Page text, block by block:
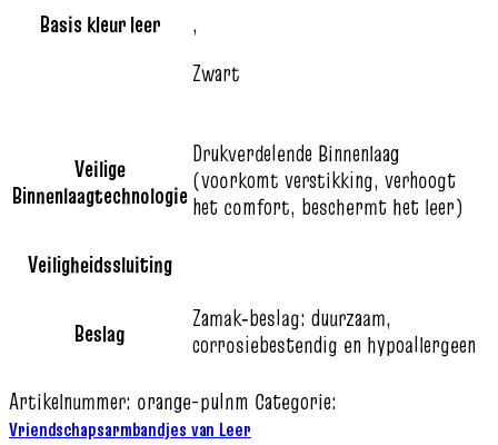
Basis kleur leer
,
Zwart
Veilige
Binnenlaagtechnologie
Drukverdelende Binnenlaag
(voorkomt verstikking, verhoogt
het comfort, beschermt het leer)
Veiligheidssluiting
Beslag
Zamak‑beslag: duurzaam,
corrosiebestendig en hypoallergeen
Artikelnummer: orange-pulnm Categorie:
Vriendschapsarmbandjes van Leer